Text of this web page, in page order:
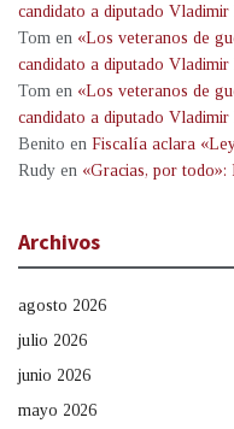
candidato a diputado
Tom en «Los veteranos de
candidato a diputado
Tom en «Los veteranos de
candidato a diputado
Benito en Fiscalía aclara
Rudy en «Gracias, por todo»:
Archivos
agosto 2026
julio 2026
junio 2026
mayo 2026